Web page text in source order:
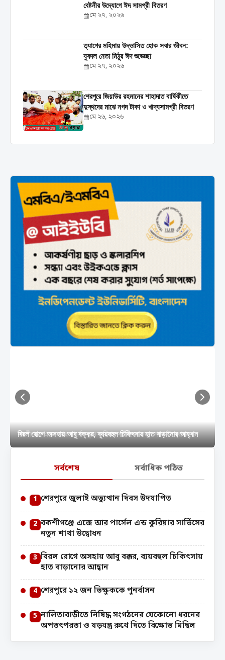
বেষ্টনীর উদ্যোগে ঈদ সামগ্রী বিতরণ
মে ২৭, ২০২৬
‎ত্যাগের মহিমায় উদ্ভাসিত হোক সবার জীবন:
যুবদল নেতা মিঠুর ঈদ শুভেচ্ছা
মে ২৭, ২০২৬
শেরপুরে জিয়াউর রহমানের শাহাদাত বার্ষিকীতে
দুস্থদের মাঝে নগদ টাকা ও খাদ্যসামগ্রী বিতরণ
মে ২৬, ২০২৬
বিরল রোগে অসহায় আবু বক্কর, ব্যয়বহুল চিকিৎসায় হাত বাড়ানোর আহ্বান
সর্বশেষ সর্বাধিক পঠিত
1 শেরপুরে জুলাই অভ্যুত্থান দিবস উদযাপিত
2 বকশীগঞ্জে এজে আর পার্সেল এন্ড কুরিয়ার সার্ভিসের
নতুন শাখা উদ্বোধন
3 বিরল রোগে অসহায় আবু বক্কর, ব্যয়বহুল চিকিৎসায়
হাত বাড়ানোর আহ্বান
4 শেরপুরে ১২ জন ভিক্ষুককে পুনর্বাসন
5 নালিতাবাড়ীতে নিষিদ্ধ সংগঠনের যেকোনো ধরনের
অপতৎপরতা ও ষড়যন্ত্র রুখে দিতে বিক্ষোভ মিছিল